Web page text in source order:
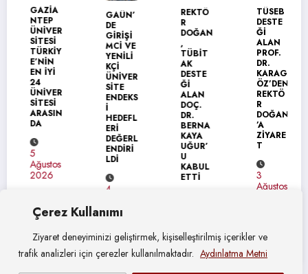
Çerez Kullanımı
Ziyaret deneyiminizi geliştirmek, kişiselleştirilmiş içerikler ve
trafik analizleri için çerezler kullanılmaktadır. Aydınlatma Metni
MANŞET
GAZİA
NTEP
ÜNİVER
SİTESİ
TÜRKİY
E’NİN
EN İYİ
24
ÜNİVER
SİTESİ
ARASIN
DA
5
Ağustos
2026
GAÜN’
DE
GİRİŞİ
MCİ VE
YENİLİ
KÇİ
ÜNİVER
SİTE
ENDEKS
HEDEFL
ERİ
DEĞERL
ENDİRİ
LDİ
2026
REKTÖ
DOĞAN
TÜBİT
AK
DESTE
Ğİ
ALAN
DOÇ.
DR.
BERNA
KAYA
UĞUR’
U
KABUL
ETTİ
TÜSEB
DESTE
Ğİ
ALAN
PROF.
DR.
KARAG
ÖZ’DEN
REKTÖ
DOĞAN
’A
ZİYARE
Ağustos